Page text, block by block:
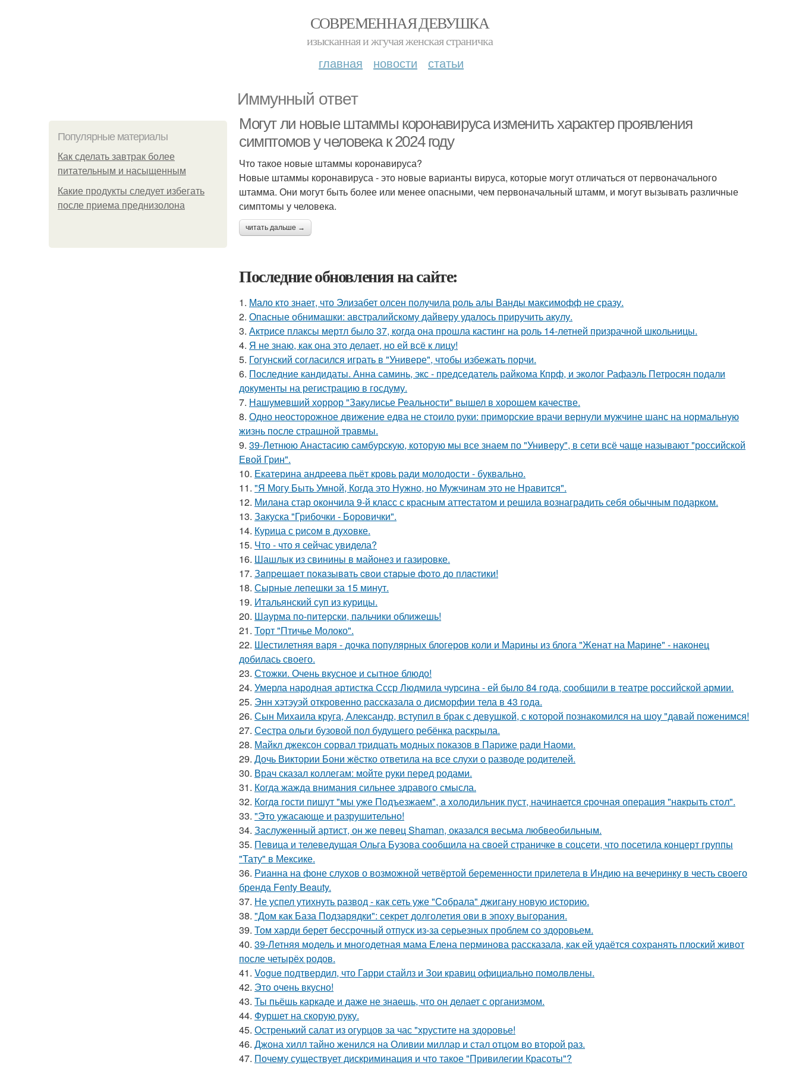
СОВРЕМЕННАЯ ДЕВУШКА
изысканная и жгучая женская страничка
главная новости статьи
Иммунный ответ
Популярные материалы
Как сделать завтрак более
питательным и насыщенным
Какие продукты следует избегать
после приема преднизолона
Могут ли новые штаммы коронавируса изменить характер проявления
симптомов у человека к 2024 году
Что такое новые штаммы коронавируса?
Новые штаммы коронавируса - это новые варианты вируса, которые могут отличаться от первоначального
штамма. Они могут быть более или менее опасными, чем первоначальный штамм, и могут вызывать различные
симптомы у человека.
читать дальше →
Последние обновления на сайте:
1. Мало кто знает, что Элизабет олсен получила роль алы Ванды максимофф не сразу.
2. Опасные обнимашки: австралийскому дайверу удалось приручить акулу.
3. Актрисе плаксы мертл было 37, когда она прошла кастинг на роль 14-летней призрачной школьницы.
4. Я не знаю, как она это делает, но ей всё к лицу!
5. Гогунский согласился играть в "Универе", чтобы избежать порчи.
6. Последние кандидаты. Анна саминь, экс - председатель райкома Кпрф, и эколог Рафаэль Петросян подали
документы на регистрацию в госдуму.
7. Нашумевший хоррор "Закулисье Реальности" вышел в хорошем качестве.
8. Одно неосторожное движение едва не стоило руки: приморские врачи вернули мужчине шанс на нормальную
жизнь после страшной травмы.
9. 39-Летнюю Анастасию самбурскую, которую мы все знаем по "Универу", в сети всё чаще называют "российской
Евой Грин".
10. Екатерина андреева пьёт кровь ради молодости - буквально.
11. "Я Могу Быть Умной, Когда это Нужно, но Мужчинам это не Нравится".
12. Милана стар окончила 9-й класс с красным аттестатом и решила вознаградить себя обычным подарком.
13. Закуска "Грибочки - Боровички".
14. Курица с pисoм в дyхoвке.
15. Что - что я сейчас увидела?
16. Шашлык из свинины в майонез и газировке.
17. Зaпpeщaeт пoкaзывaть cвoи cтapыe фoтo дo плacтики!
18. Сырные лепешки за 15 минут.
19. Итальянский суп из курицы.
20. Шаурма по-питерски, пальчики оближешь!
21. Торт "Птичье Молоко".
22. Шестилетняя варя - дочка популярных блогеров коли и Марины из блога "Женат на Марине" - наконец
добилась своего.
23. Стожки. Очень вкусное и сытное блюдо!
24. Умерла народная артистка Ссср Людмила чурсина - ей было 84 года, сообщили в театре российской армии.
25. Энн хэтэуэй откровенно рассказала о дисморфии тела в 43 года.
26. Сын Михаила круга, Александр, вступил в брак с девушкой, с которой познакомился на шоу "давай поженимся!
27. Сестра ольги бузовой пол будущего ребёнка раскрыла.
28. Майкл джексон сорвал тридцать модных показов в Париже ради Наоми.
29. Дочь Виктории Бони жёстко ответила на все слухи о разводе родителей.
30. Врач сказал коллегам: мойте руки перед родами.
31. Когда жажда внимания сильнее здравого смысла.
32. Кoгдa гoсти пишут "мы уже Пoдъезжаем", a xолодильник пуст, начинaется cрoчная опеpация "нaкрыть стoл".
33. "Это ужасающе и разрушительно!
34. Заслуженный артист, он же певец Shaman, оказался весьма любвеобильным.
35. Певица и телеведущая Ольга Бузова сообщила на своей страничке в соцсети, что посетила концерт группы
"Тату" в Мексике.
36. Рианна на фоне слухов о возможной четвёртой беременности прилетела в Индию на вечеринку в честь своего
бренда Fenty Beauty.
37. Не успел утихнуть развод - как сеть уже "Собрала" джигану новую историю.
38. "Дом как База Подзарядки": секрет долголетия ови в эпоху выгорания.
39. Том харди берет бессрочный отпуск из-за серьезных проблем со здоровьем.
40. 39-Летняя модель и многодетная мама Елена перминова рассказала, как ей удаётся сохранять плоский живот
после четырёх родов.
41. Vogue подтвердил, что Гарри стайлз и Зои кравиц официально помолвлены.
42. Это очень вкусно!
43. Ты пьёшь каркаде и даже не знаешь, что он делает с организмом.
44. Фуршет на скорую руку.
45. Остренький салат из огурцов за час "хрустите нa здоровье!
46. Джона хилл тайно женился на Оливии миллар и стал отцом во второй раз.
47. Почему существует дискриминация и что такое "Привилегии Красоты"?